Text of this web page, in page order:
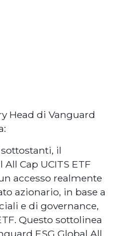
Head di Vanguard
il
Cap UCITS ETF
accesso realmente
azionario, in base a
e di governance,
Questo sottolinea
ESG Global All